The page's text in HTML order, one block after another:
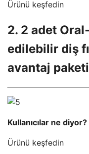
Ürünü keşfedin
2. 2 adet
edilebilir diş
avantaj paketi
Kullanıcılar ne diyor?
Ürünü keşfedin